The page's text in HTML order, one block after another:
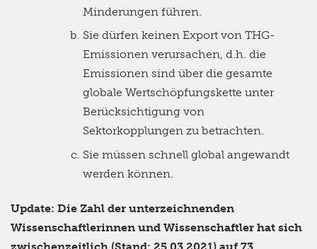
Minderungen führen.
Sie dürfen keinen Export von THG-
Emissionen verursachen, d.h. die
Emissionen sind über die gesamte
globale Wertschöpfungskette unter
Berücksichtigung von
Sektorkopplungen zu betrachten.
Sie müssen schnell global angewandt
werden können.
Update: Die Zahl der unterzeichnenden
Wissenschaftlerinnen und Wissenschaftler hat sich